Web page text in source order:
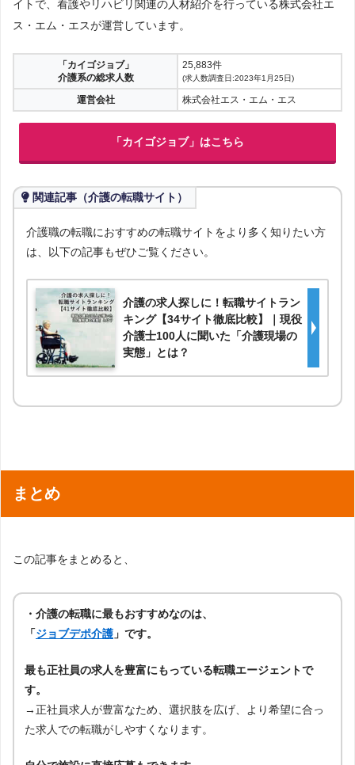
イトで、看護やリハビリ関連の人材紹介を行っている株式会社エ
ス・エム・エスが運営しています。
「カイゴジョブ」
介護系の総求人数
25,883件
(求人数調査日:2023年1月25日)
運営会社 株式会社エス・エム・エス
「カイゴジョブ」はこちら
関連記事（介護の転職サイト）
介護職の転職におすすめの転職サイトをより多く知りたい方
は、以下の記事もぜひご覧ください。
介護の求人探しに！転職サイトラン
キング【34サイト徹底比較】｜現役
介護士100人に聞いた「介護現場の
実態」とは？
まとめ
この記事をまとめると、
・介護の転職に最もおすすめなのは、
「ジョブデポ介護 」です。
最も正社員の求人を豊富にもっている転職エージェントで
す。
→正社員求人が豊富なため、選択肢を広げ、より希望に合っ
た求人での転職がしやすくなります。